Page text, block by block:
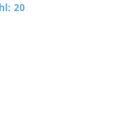
20